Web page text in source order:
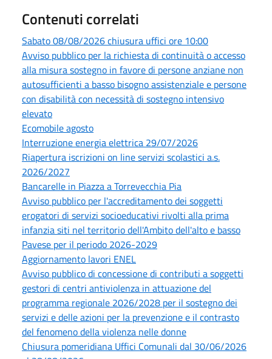
Contenuti correlati
Sabato 08/08/2026 chiusura uffici ore 10:00
Avviso pubblico per la richiesta di continuità o accesso
alla misura sostegno in favore di persone anziane non
autosufficienti a basso bisogno assistenziale e persone
con disabilità con necessità di sostegno intensivo
elevato
Ecomobile agosto
Interruzione energia elettrica 29/07/2026
Riapertura iscrizioni on line servizi scolastici a.s.
2026/2027
Bancarelle in Piazza a Torrevecchia Pia
Avviso pubblico per l'accreditamento dei soggetti
erogatori di servizi socioeducativi rivolti alla prima
infanzia siti nel territorio dell'Ambito dell'alto e basso
Pavese per il periodo 2026-2029
Aggiornamento lavori ENEL
Avviso pubblico di concessione di contributi a soggetti
gestori di centri antiviolenza in attuazione del
programma regionale 2026/2028 per il sostegno dei
servizi e delle azioni per la prevenzione e il contrasto
del fenomeno della violenza nelle donne
Chiusura pomeridiana Uffici Comunali dal 30/06/2026